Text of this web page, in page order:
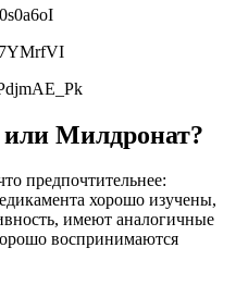
Милдронат?
предпочтительнее:
хорошо изучены,
имеют аналогичные
воспринимаются